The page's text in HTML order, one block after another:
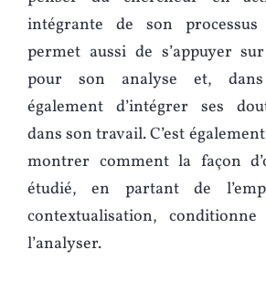
intégrante de son
permet aussi de s’appuyer
pour son analyse et,
également d’intégrer ses
dans son travail. C’est
montrer comment la façon
étudié, en partant de
contextualisation,
l’analyser.